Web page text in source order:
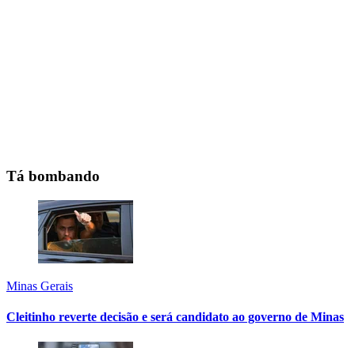
Tá bombando
Minas Gerais
Cleitinho reverte decisão e será candidato ao governo de Minas